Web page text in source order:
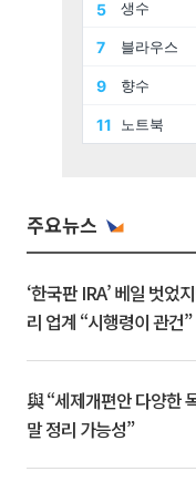
주요뉴스
‘한국판 IRA’ 베일 벗었
리 업계 “시행령이 관건”
與 “세제개편안 다양한
말 정리 가능성”